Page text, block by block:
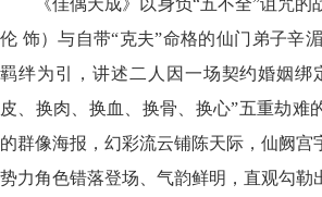
《佳偶天成》以身负“五不全”诅咒
伦 饰）与自带“克夫”命格的仙门弟子辛
羁绊为引，讲述二人因一场契约婚姻绑
皮、换肉、换血、换骨、换心”五重劫难
的群像海报，幻彩流云铺陈天际，仙阙宫
势力角色错落登场、气韵鲜明，直观勾勒